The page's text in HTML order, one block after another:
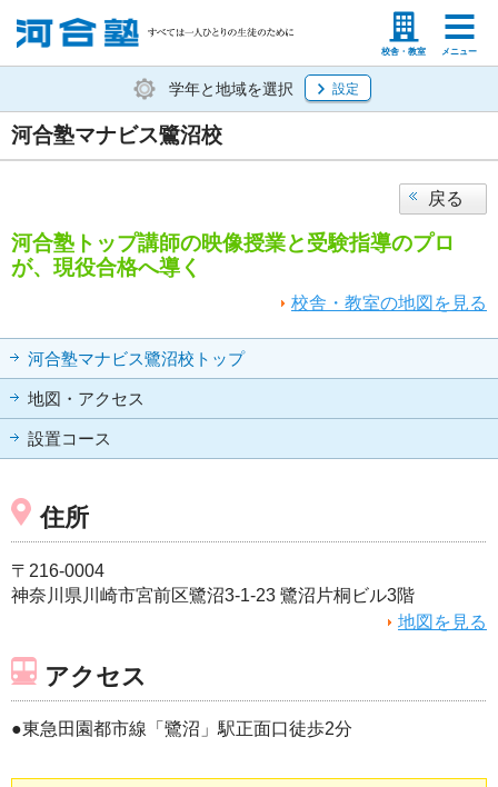
校舎・教室 メニュー
塾生の方 高等学校の先生
学年と地域を選択 設定
河合塾マナビス鷺沼校
戻る
河合塾トップ講師の映像授業と受験指導のプロ
が、現役合格へ導く
校舎・教室の地図を見る
河合塾マナビス鷺沼校トップ
地図・アクセス
設置コース
住所
〒216-0004
神奈川県川崎市宮前区鷺沼3-1-23 鷺沼片桐ビル3階
地図を見る
アクセス
●東急田園都市線「鷺沼」駅正面口徒歩2分